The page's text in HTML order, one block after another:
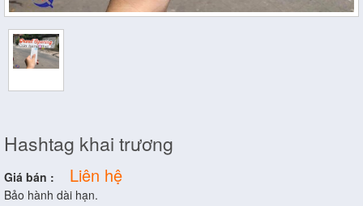
Hashtag khai trương
Giá bán : Liên hệ
Bảo hành dài hạn.